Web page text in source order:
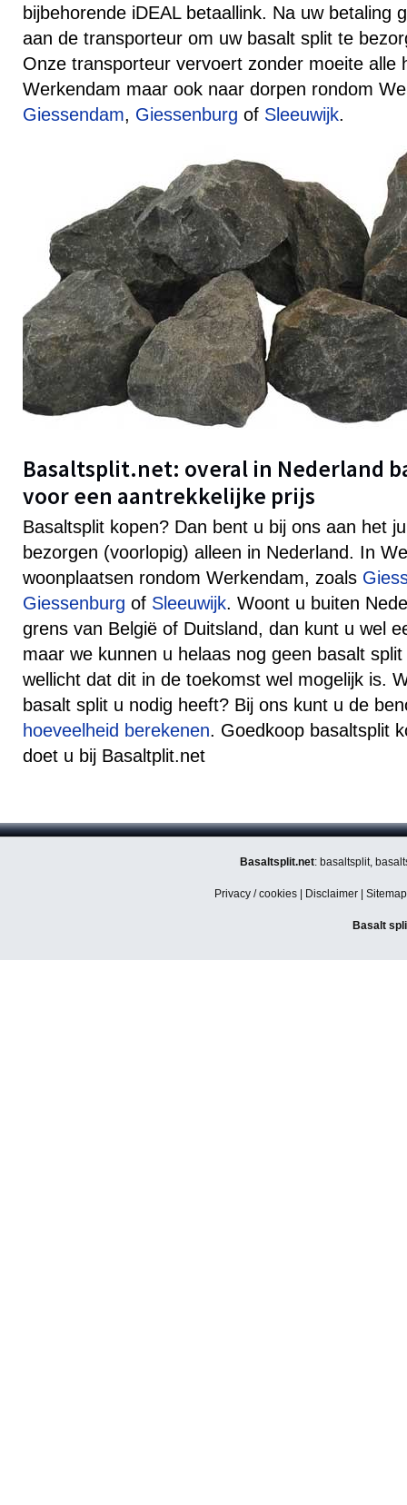
bijbehorende iDEAL betaallink. Na uw betaling
aan de transporteur om uw basalt split te
Onze transporteur vervoert zonder moeite alle
Werkendam maar ook naar dorpen rondom
Giessendam, Giessenburg of Sleeuwijk.
Basaltsplit.net: overal in Nederland
voor een aantrekkelijke prijs
Basaltsplit kopen? Dan bent u bij ons aan het
bezorgen (voorlopig) alleen in Nederland. In
woonplaatsen rondom Werkendam, zoals
Giessenburg of Sleeuwijk. Woont u buiten
grens van België of Duitsland, dan kunt u wel
maar we kunnen u helaas nog geen basalt
wellicht dat dit in de toekomst wel mogelijk is.
basalt split u nodig heeft? Bij ons kunt u de
hoeveelheid berekenen. Goedkoop basaltsplit
doet u bij Basaltplit.net
Basaltsplit.net: basaltsplit,
Privacy / cookies Disclaimer Sitemap
Basalt